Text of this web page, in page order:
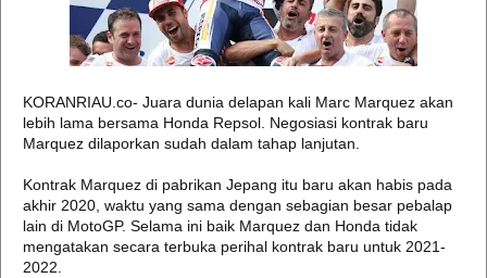
KORANRIAU.co- Juara dunia delapan kali Marc Marquez akan
lebih lama bersama Honda Repsol. Negosiasi kontrak baru
Marquez dilaporkan sudah dalam tahap lanjutan.
Kontrak Marquez di pabrikan Jepang itu baru akan habis pada
akhir 2020, waktu yang sama dengan sebagian besar pebalap
lain di MotoGP. Selama ini baik Marquez dan Honda tidak
mengatakan secara terbuka perihal kontrak baru untuk 2021-
2022.